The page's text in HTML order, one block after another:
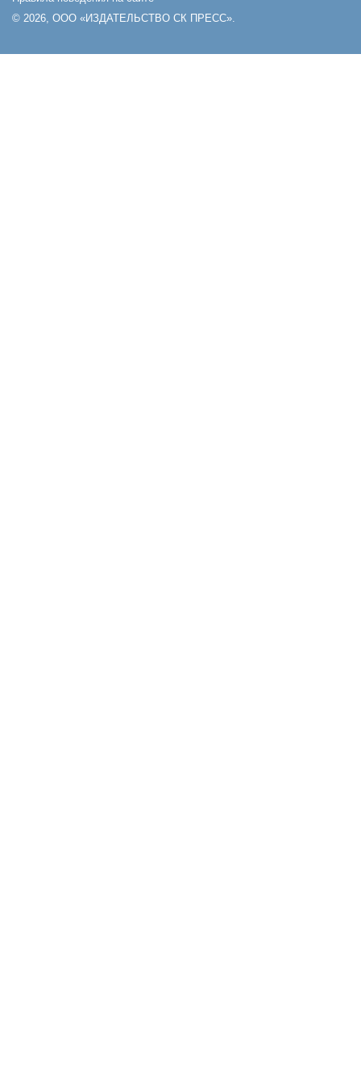
© 2026, ООО «ИЗДАТЕЛЬСТВО СК ПРЕСС».